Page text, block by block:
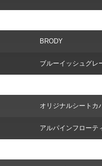
BRODY
ブルーイッシュグレ
オリジナルシートカ
アルパインフローテ